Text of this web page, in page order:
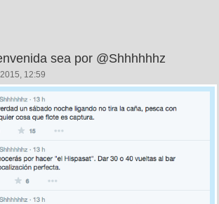
sea por @Shhhhhhz
12:59